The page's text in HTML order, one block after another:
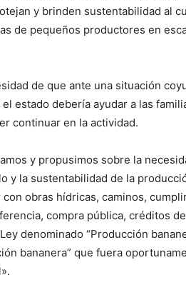
se
ve…
y brinden sustentabilidad al
de pequeños productores en
de que ante una situación
estado debería ayudar a las
continuar en la actividad.
y propusimos sobre la
y la sustentabilidad de la
obras hídricas, caminos,
compra pública, créditos de
denominado “Producción
bananera” que fuera